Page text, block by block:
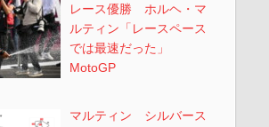
レース優勝 ホルヘ・マ
ルティン「レースペース
では最速だった」
MotoGP
マルティン シルバース